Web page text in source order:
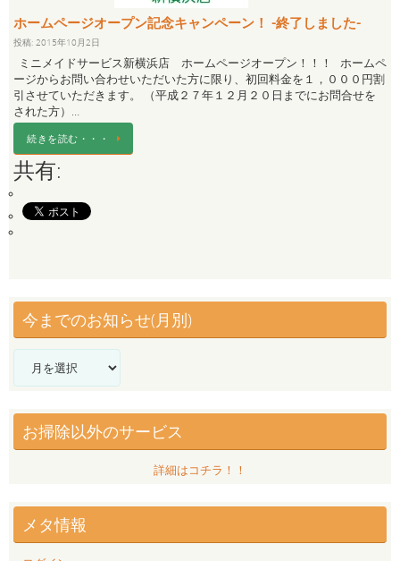
ホームページオープン記念キャンペーン！ -終了しました-
投稿: 2015年10月2日
ミニメイドサービス新横浜店 ホームページオープン！！！ ホームペ
ージからお問い合わせいただいた方に限り、初回料金を１，０００円割
引させていただきます。 （平成２７年１２月２０日までにお問合せを
された方）…
続きを読む・・・
共有:
今までのお知らせ(月別)
お掃除以外のサービス
詳細はコチラ！！
メタ情報